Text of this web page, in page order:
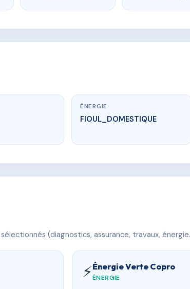
ÉNERGIE
FIOUL_DOMESTIQUE
(diagnostics, assurance, travaux,
⚡Énergie Verte Copro
ÉNERGIE